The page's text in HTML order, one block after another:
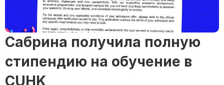
Сабрина получила полную
стипендию на обучение в
CUHK